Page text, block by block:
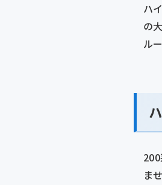
ハ
の
ル
ま